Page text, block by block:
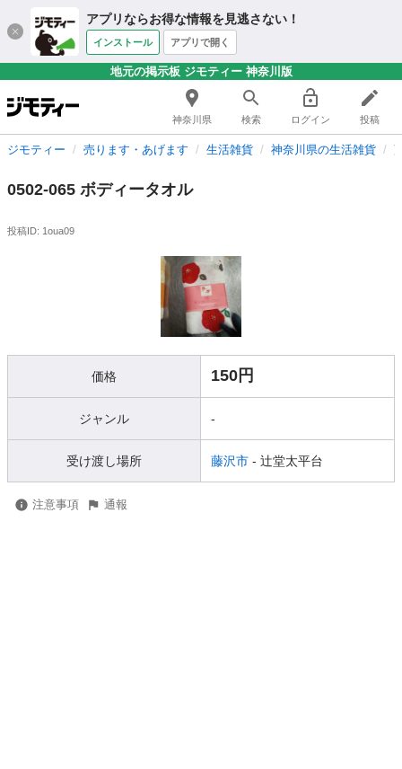
アプリならお得な情報を見逃さない！
インストール アプリで開く
地元の掲示板 ジモティー 神奈川版
神奈川県 検索 ログイン 投稿
ジモティー 売ります・あげます 生活雑貨 神奈川県の生活雑貨
0502-065 ボディータオル
投稿ID: 1oua09
価格 150円
ジャンル -
受け渡し場所 藤沢市 - 辻堂太平台
注意事項 通報